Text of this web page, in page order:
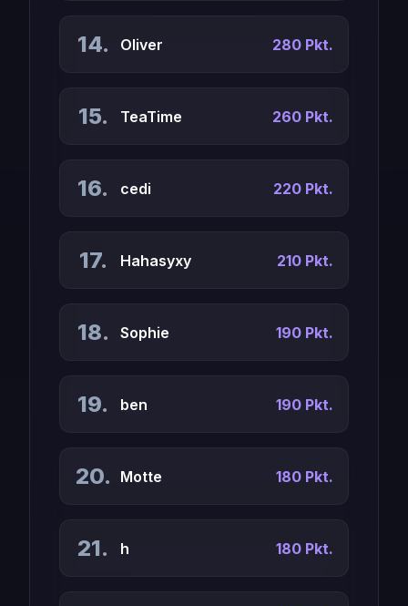
14. Oliver 280 Pkt.
15. TeaTime 260 Pkt.
16. cedi 220 Pkt.
17. Hahasyxy 210 Pkt.
18. Sophie 190 Pkt.
19. ben 190 Pkt.
20. Motte 180 Pkt.
21. h 180 Pkt.